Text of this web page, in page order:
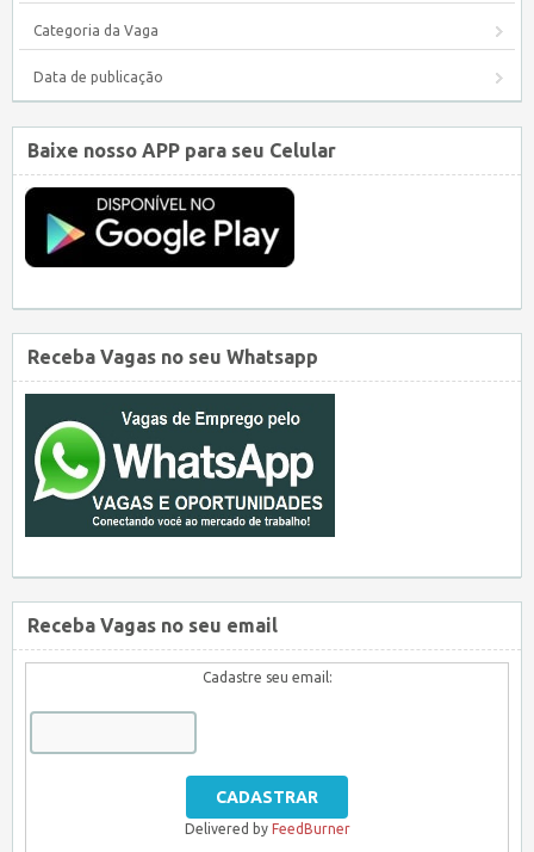
Categoria da Vaga
Data de publicação
Baixe nosso APP para seu Celular
Receba Vagas no seu Whatsapp
Receba Vagas no seu email
Cadastre seu email:
Delivered by FeedBurner